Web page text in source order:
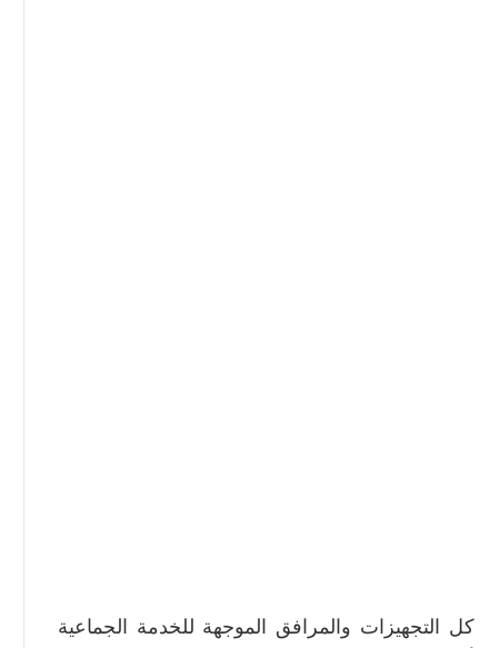
التجهيزات والمرافق الموجهة للخدمة الجماعية